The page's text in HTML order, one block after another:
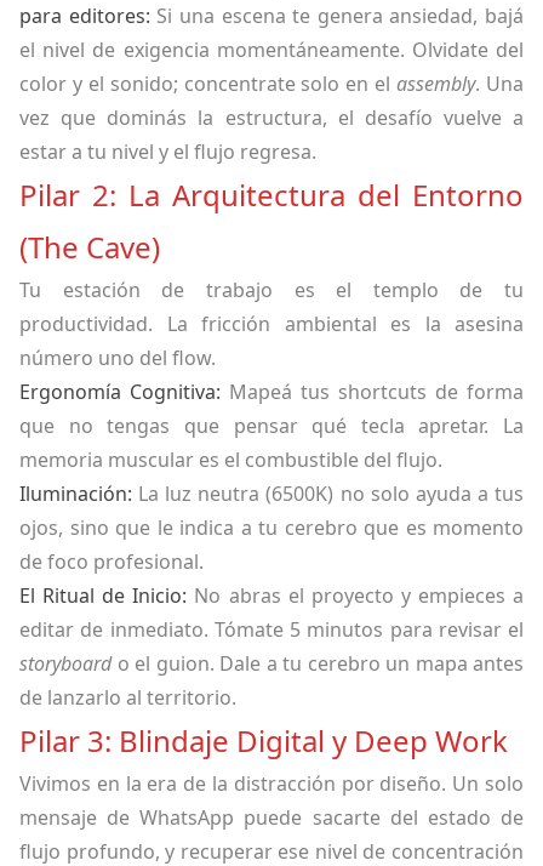
para editores: Si una escena te genera ansiedad, bajá
el nivel de exigencia momentáneamente. Olvidate del
color y el sonido; concentrate solo en elassembly. Una
vez que dominás la estructura, el desafío vuelve a
estar a tu nivel y el flujo regresa.
Pilar 2: La Arquitectura del Entorno
(The Cave)
Tu estación de trabajo es el templo de tu
productividad. La fricción ambiental es la asesina
número uno del flow.
Ergonomía Cognitiva: Mapeá tus shortcuts de forma
que no tengas que pensar qué tecla apretar. La
memoria muscular es el combustible del flujo.
Iluminación: La luz neutra (6500K) no solo ayuda a tus
ojos, sino que le indica a tu cerebro que es momento
de foco profesional.
El Ritual de Inicio: No abras el proyecto y empieces a
editar de inmediato. Tómate 5 minutos para revisar el
storyboardo el guion. Dale a tu cerebro un mapa antes
de lanzarlo al territorio.
Pilar 3: Blindaje Digital y Deep Work
Vivimos en la era de la distracción por diseño. Un solo
mensaje de WhatsApp puede sacarte del estado de
flujo profundo, y recuperar ese nivel de concentración